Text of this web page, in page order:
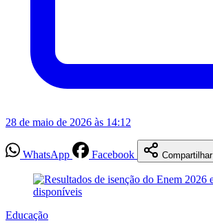
28 de maio de 2026 às 14:12
WhatsApp Facebook Compartilhar
Educação